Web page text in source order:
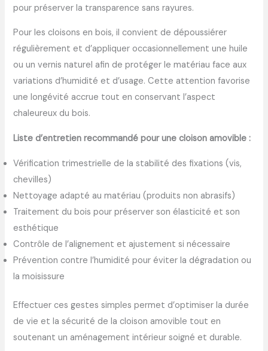
pour préserver la transparence sans rayures.
Pour les cloisons en bois, il convient de dépoussiérer
régulièrement et d’appliquer occasionnellement une huile
ou un vernis naturel afin de protéger le matériau face aux
variations d’humidité et d’usage. Cette attention favorise
une longévité accrue tout en conservant l’aspect
chaleureux du bois.
Liste d’entretien recommandé pour une cloison amovible :
Vérification trimestrielle de la stabilité des fixations (vis,
chevilles)
Nettoyage adapté au matériau (produits non abrasifs)
Traitement du bois pour préserver son élasticité et son
esthétique
Contrôle de l’alignement et ajustement si nécessaire
Prévention contre l’humidité pour éviter la dégradation ou
la moisissure
Effectuer ces gestes simples permet d’optimiser la durée
de vie et la sécurité de la cloison amovible tout en
soutenant un aménagement intérieur soigné et durable.